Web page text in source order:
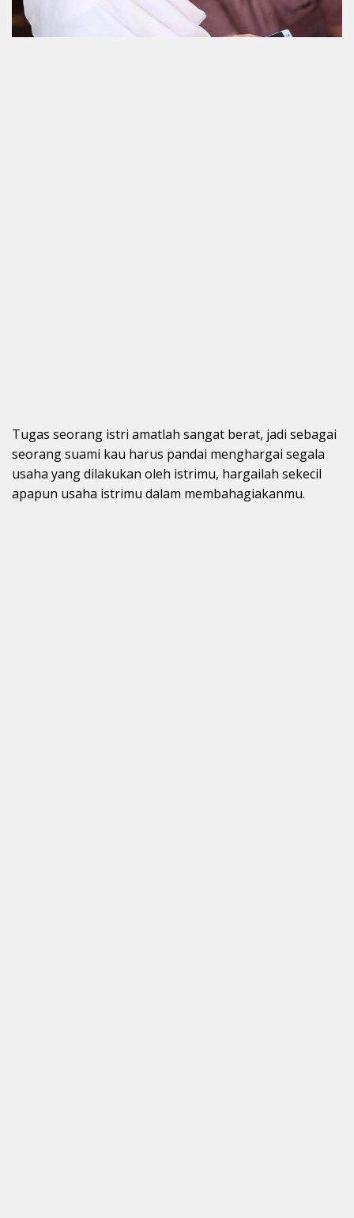
Tugas seorang istri amatlah sangat berat, jadi sebagai
seorang suami kau harus pandai menghargai segala
usaha yang dilakukan oleh istrimu, hargailah sekecil
apapun usaha istrimu dalam membahagiakanmu.